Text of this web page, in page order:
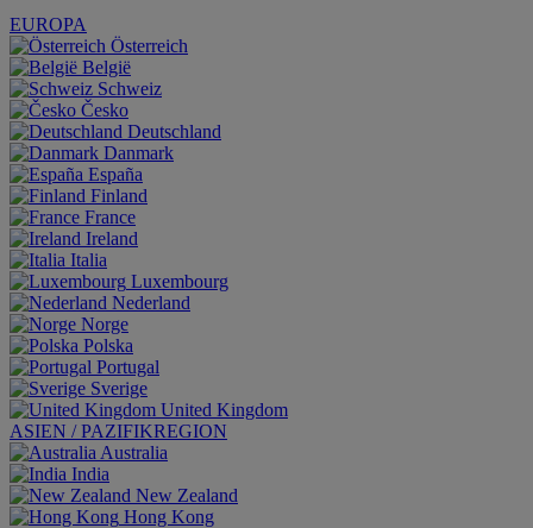
EUROPA
Österreich
België
Schweiz
Česko
Deutschland
Danmark
España
Finland
France
Ireland
Italia
Luxembourg
Nederland
Norge
Polska
Portugal
Sverige
United Kingdom
ASIEN / PAZIFIKREGION
Australia
India
New Zealand
Hong Kong